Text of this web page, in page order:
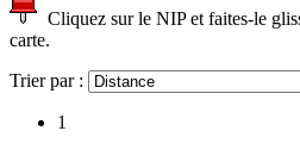
Cliquez sur le NIP et faites-le
carte.
Trier par :
1